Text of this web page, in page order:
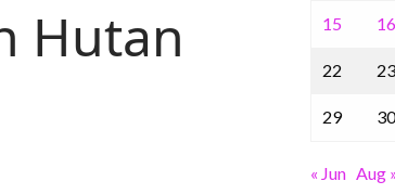
Hutan
15 16
22 23
29
« Jun Aug